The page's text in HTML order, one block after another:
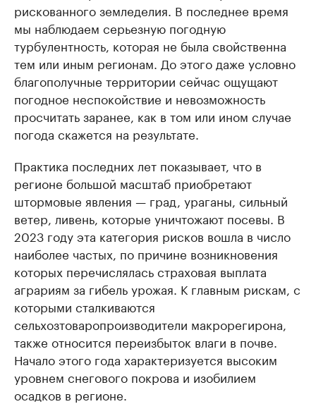
Делитесь новостями
Управляйте страницей компании и
бренды спикеров бизнеса
рискованного земледелия. В последнее время
мы наблюдаем серьезную погодную
турбулентность, которая не была свойственна
тем или иным регионам. До этого даже условно
благополучные территории сейчас ощущают
погодное неспокойствие и невозможность
просчитать заранее, как в том или ином случае
погода скажется на результате.
Практика последних лет показывает, что в
регионе большой масштаб приобретают
штормовые явления — град, ураганы, сильный
ветер, ливень, которые уничтожают посевы. В
2023 году эта категория рисков вошла в число
наиболее частых, по причине возникновения
которых перечислялась страховая выплата
аграриям за гибель урожая. К главным рискам, с
которыми сталкиваются
сельхозтоваропроизводители макрорегирона,
также относится переизбыток влаги в почве.
Начало этого года характеризуется высоким
уровнем снегового покрова и изобилием
осадков в регионе.